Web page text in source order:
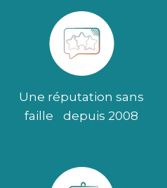
Une réputation sans
faille depuis 2008